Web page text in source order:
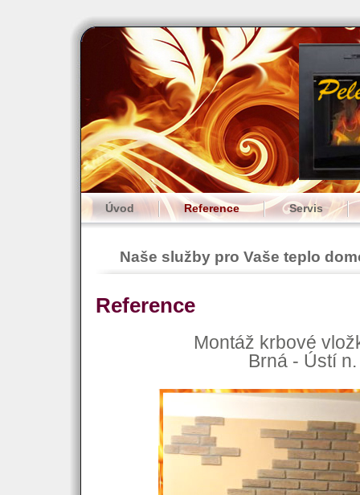
Úvod Reference Servis
Naše služby pro Vaše teplo
Reference
Montáž krbové
Brná - Ústí